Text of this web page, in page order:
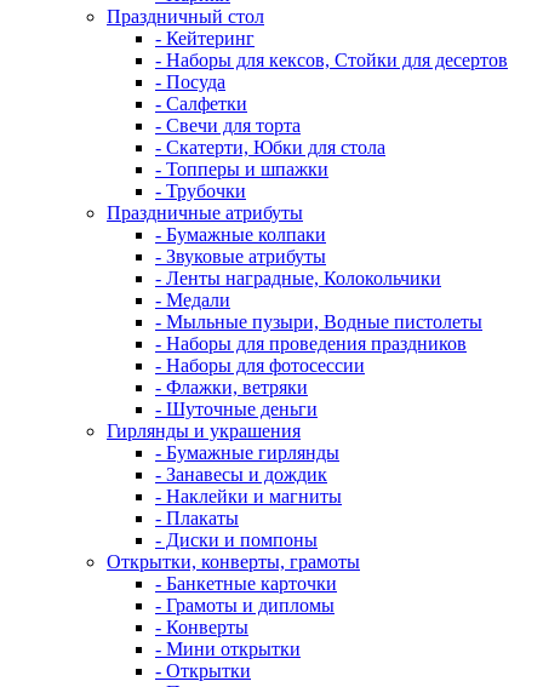
Праздничный стол
- Кейтеринг
- Наборы для кексов, Стойки для десертов
- Посуда
- Салфетки
- Свечи для торта
- Скатерти, Юбки для стола
- Топперы и шпажки
- Трубочки
Праздничные атрибуты
- Бумажные колпаки
- Звуковые атрибуты
- Ленты наградные, Колокольчики
- Медали
- Мыльные пузыри, Водные пистолеты
- Наборы для проведения праздников
- Наборы для фотосессии
- Флажки, ветряки
- Шуточные деньги
Гирлянды и украшения
- Бумажные гирлянды
- Занавесы и дождик
- Наклейки и магниты
- Плакаты
- Диски и помпоны
Открытки, конверты, грамоты
- Банкетные карточки
- Грамоты и дипломы
- Конверты
- Мини открытки
- Открытки